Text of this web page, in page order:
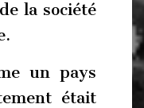
la société
un pays
était